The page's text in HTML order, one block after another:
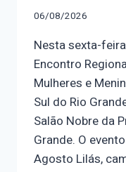
06/08/2026
Nesta sexta-
Encontro
Mulheres e
Sul do Rio
Salão Nobre da
Grande. O
Agosto Lilás,